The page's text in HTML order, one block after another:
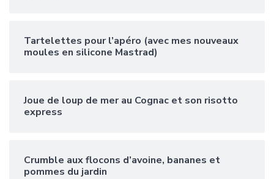
Tartelettes pour l’apéro (avec mes nouveaux
moules en silicone Mastrad)
Joue de loup de mer au Cognac et son risotto
express
Crumble aux flocons d’avoine, bananes et
pommes du jardin